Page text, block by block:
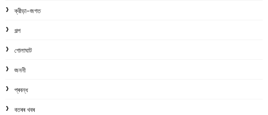
ক্রীড়া-জগত
গল্প
গোলাঘাট
জননী
প্ৰবন্ধ
বতৰৰ খবৰ